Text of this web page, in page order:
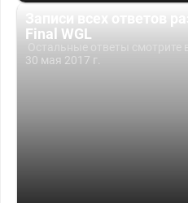
Final WGL
30 мая 2017 г.